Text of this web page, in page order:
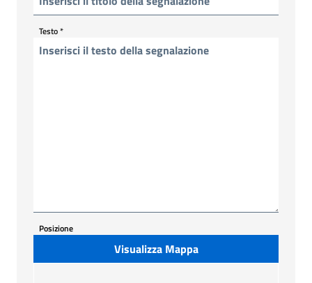
Testo*
Posizione
Visualizza Mappa